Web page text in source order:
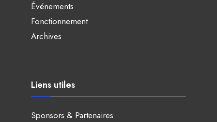
Événements
Fonctionnement
Archives
Liens utiles
Sponsors & Partenaires